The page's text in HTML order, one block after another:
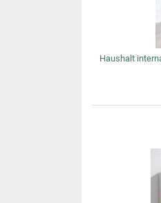
Haushalt